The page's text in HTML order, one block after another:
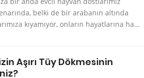
belki de bir arabanın altında
kıyamıyor, onların hayatlarına ha...
Aşırı Tüy Dökmesinin